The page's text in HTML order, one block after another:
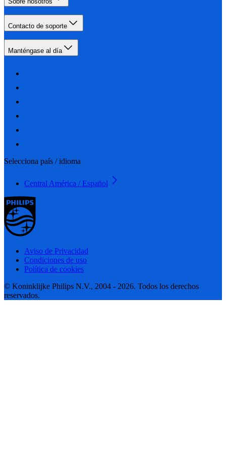
Contacto de soporte
Manténgase al día
Selecciona país / idioma
Central América / Español
Aviso de Privacidad
Condiciones de uso
Política de cookies
© Koninklijke Philips N.V., 2004 - 2026. Todos los derechos
reservados.